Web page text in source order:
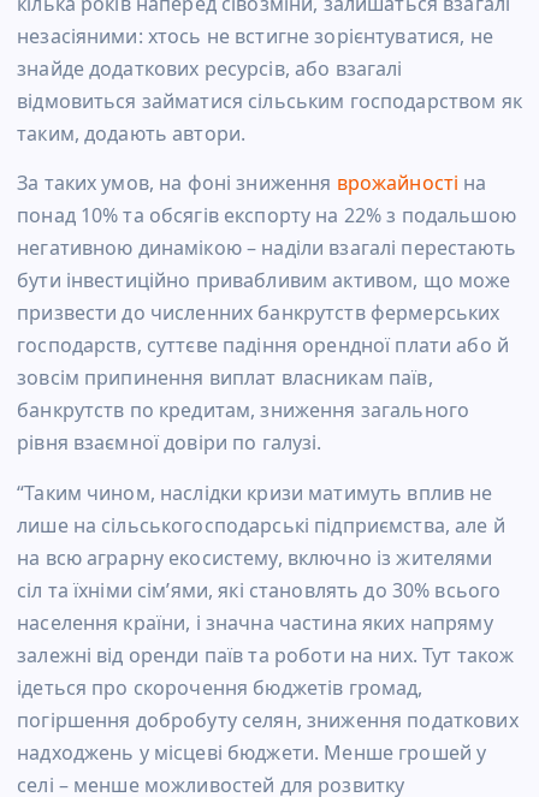
незасіяними: хтось не встигне зорієнтуватися, не
знайде додаткових ресурсів, або взагалі
відмовиться займатися сільським господарством як
таким, додають автори.
За таких умов, на фоні зниження врожайності на
понад 10% та обсягів експорту на 22% з подальшою
негативною динамікою – наділи взагалі перестають
бути інвестиційно привабливим активом, що може
призвести до численних банкрутств фермерських
господарств, суттєве падіння орендної плати або й
зовсім припинення виплат власникам паїв,
банкрутств по кредитам, зниження загального
рівня взаємної довіри по галузі.
“Таким чином, наслідки кризи матимуть вплив не
лише на сільськогосподарські підприємства, але й
на всю аграрну екосистему, включно із жителями
сіл та їхніми сімʼями, які становлять до 30% всього
населення країни, і значна частина яких напряму
залежні від оренди паїв та роботи на них. Тут також
ідеться про скорочення бюджетів громад,
погіршення добробуту селян, зниження податкових
надходжень у місцеві бюджети. Менше грошей у
селі – менше можливостей для розвитку